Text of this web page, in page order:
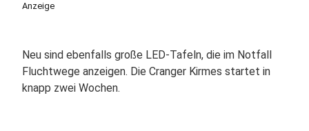
Anzeige
Neu sind ebenfalls große LED-Tafeln, die im Notfall
Fluchtwege anzeigen. Die Cranger Kirmes startet in
knapp zwei Wochen.